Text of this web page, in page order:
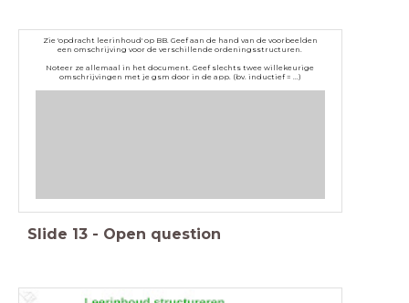
Zie 'opdracht leerinhoud' op BB. Geef aan de hand van de voorbeelden
een omschrijving voor de verschillende ordeningsstructuren.
Noteer ze allemaal in het document. Geef slechts twee willekeurige
omschrijvingen met je gsm door in de app. (bv. inductief = ...)
Slide 13 - Open question